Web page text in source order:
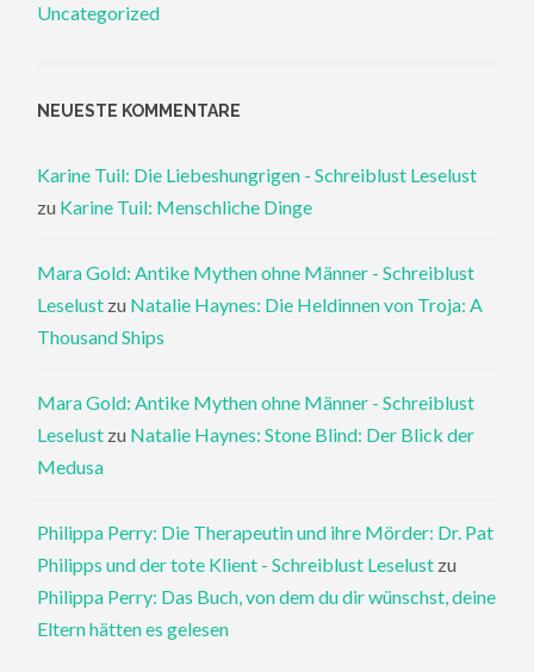
Uncategorized
NEUESTE KOMMENTARE
Karine Tuil: Die Liebeshungrigen - Schreiblust Leselust
zu Karine Tuil: Menschliche Dinge
Mara Gold: Antike Mythen ohne Männer - Schreiblust
Leselust zu Natalie Haynes: Die Heldinnen von Troja: A
Thousand Ships
Mara Gold: Antike Mythen ohne Männer - Schreiblust
Leselust zu Natalie Haynes: Stone Blind: Der Blick der
Medusa
Philippa Perry: Die Therapeutin und ihre Mörder: Dr. Pat
Philipps und der tote Klient - Schreiblust Leselust zu
Philippa Perry: Das Buch, von dem du dir wünschst, deine
Eltern hätten es gelesen